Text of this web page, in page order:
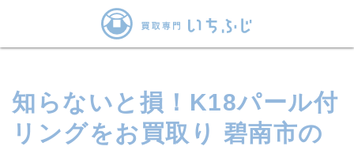
知らないと損！K18パール付
リングをお買取り 碧南市の